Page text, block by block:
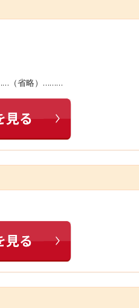
（省略）………